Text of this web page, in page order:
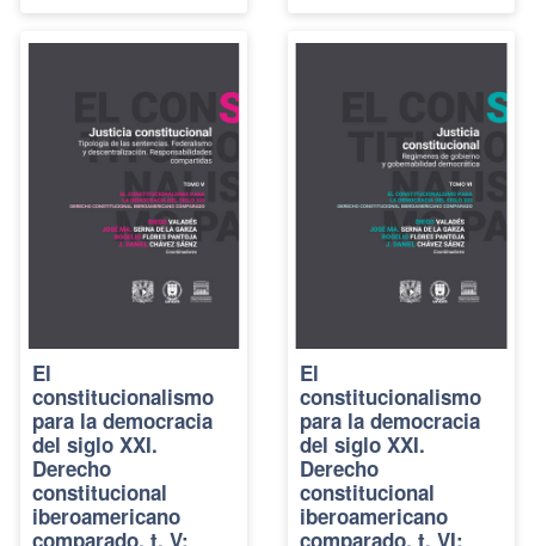
El
constitucionalismo
para la democracia
del siglo XXI.
Derecho
constitucional
iberoamericano
comparado, t. V:
El
constitucionalismo
para la democracia
del siglo XXI.
Derecho
constitucional
iberoamericano
comparado, t. VI: